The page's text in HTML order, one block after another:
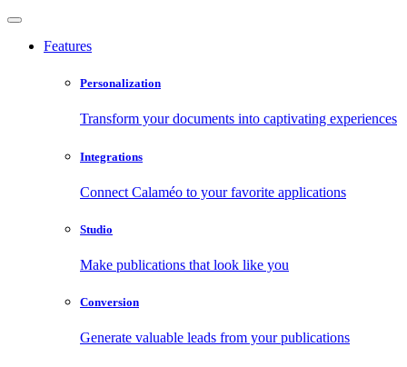
Features
Personalization
Transform your documents into captivating experiences
Integrations
Connect Calaméo to your favorite applications
Studio
Make publications that look like you
Conversion
Generate valuable leads from your publications